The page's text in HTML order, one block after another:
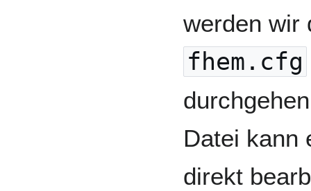
werden wir
fhem.cfg
Datei kann
direkt